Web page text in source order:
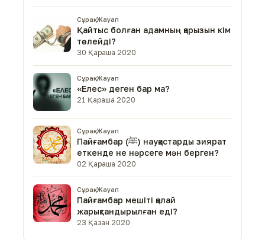
Сұрақ-Жауап
Қайтыс болған адамның қарызын кім
төлейді?
30 Қараша 2020
Сұрақ-Жауап
«Елес» деген бар ма?
21 Қараша 2020
Сұрақ-Жауап
Пайғамбар (ﷺ) науқастарды зиярат
еткенде не нәрсеге мән берген?
02 Қараша 2020
Сұрақ-Жауап
Пайғамбар мешіті қалай
жарықтандырылған еді?
23 Қазан 2020